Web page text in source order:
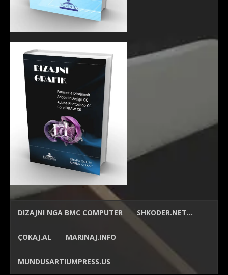
DIZAJNI NGA BMC COMPUTER SHKODER.NET…
ÇOKAJ.AL MARINAJ.INFO
MUNDUSARTIUMPRESS.US